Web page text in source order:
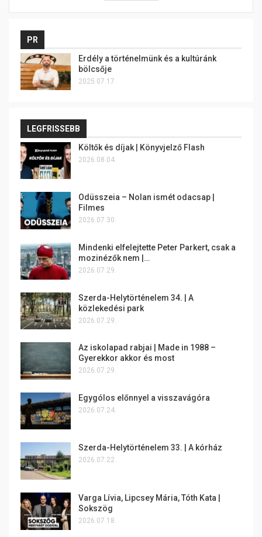
PR
Erdély a történelmünk és a kultúránk
bölcsője
2025.07.17.
LEGFRISSEBB
Költők és díjak | Könyvjelző Flash
2026.08.04.
Odüsszeia – Nolan ismét odacsap |
Filmes
2026.07.30.
Mindenki elfelejtette Peter Parkert, csak a
mozinézők nem |…
2026.07.29.
Szerda-Helytörténelem 34. | A
közlekedési park
2026.07.29.
Az iskolapad rabjai | Made in 1988 –
Gyerekkor akkor és most
2026.07.29.
Egygólos előnnyel a visszavágóra
2026.07.24.
Szerda-Helytörténelem 33. | A kórház
2026.07.22.
Varga Lívia, Lipcsey Mária, Tóth Kata |
Sokszög
2026.07.18.